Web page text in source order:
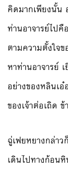
คิดมากเพียงนั้น
ท่านอาจารย์ไปคื
ตามความตั้งใจ
หาท่านอาจารย์
อย่างของหลินเ
ของเจ้าต่อเถิด
ฉู่เฟยหยางกล่า
เดินไปทางก้อน